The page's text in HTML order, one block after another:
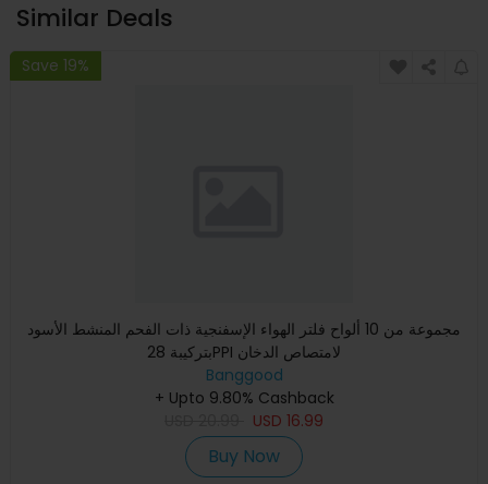
Similar Deals
Save 19%
مجموعة من 10 ألواح فلتر الهواء الإسفنجية ذات الفحم المنشط الأسود
بتركيبة 28PPI لامتصاص الدخان
Banggood
+ Upto 9.80% Cashback
USD 16.99
Buy Now